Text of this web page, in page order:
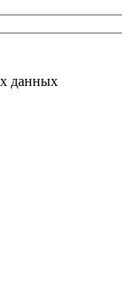
данных